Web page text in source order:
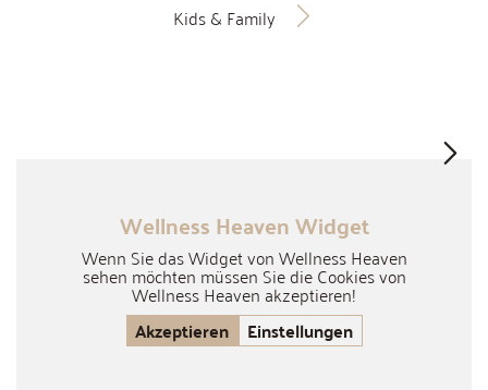
Kids & Family
Wellness Heaven Widget
Wenn Sie das Widget von Wellness Heaven
sehen möchten müssen Sie die Cookies von
Wellness Heaven akzeptieren!
Akzeptieren Einstellungen